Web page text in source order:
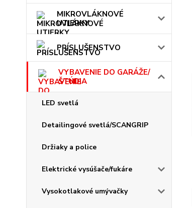
MIKROVLÁKNOVÉ
UTIERKY
PRÍSLUŠENSTVO
VYBAVENIE DO GARÁŽE/
ŠTÚDIA
LED svetlá
Detailingové svetlá/SCANGRIP
Držiaky a police
Elektrické vysúšače/fukáre
Vysokotlakové umývačky